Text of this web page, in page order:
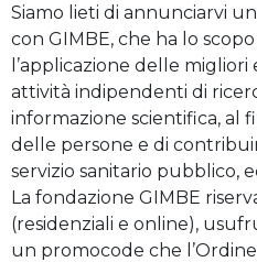
Siamo lieti di annunciarvi
con GIMBE, che ha lo
l’applicazione delle
attività indipendenti di
informazione scientifica, al
delle persone e di
servizio sanitario pubblico,
La fondazione GIMBE
(residenziali e online),
un promocode che